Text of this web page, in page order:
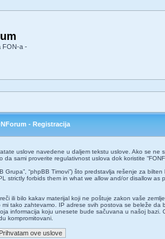
FON-a -
- Registracija
uslove navedene u daljem tekstu uslove. Ako se
sami proverite regulativnost uslova dok koristite
Grupa”, “phpBB Timovi”) što predstavlja rešenje za
strictly forbids them in what we allow and/or disallow
ili bilo kakav materijal koji ne poštuje zakon vaše
tako zahtevamo. IP adrese svih postova se beleže da
informacija koju unesete bude sačuvana u našoj bazi.
kompromitovani.